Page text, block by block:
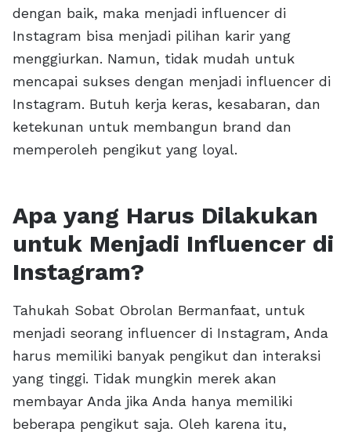
dengan baik, maka menjadi influencer di
Instagram bisa menjadi pilihan karir yang
menggiurkan. Namun, tidak mudah untuk
mencapai sukses dengan menjadi influencer di
Instagram. Butuh kerja keras, kesabaran, dan
ketekunan untuk membangun brand dan
memperoleh pengikut yang loyal.
Apa yang Harus Dilakukan
untuk Menjadi Influencer di
Instagram?
Tahukah Sobat Obrolan Bermanfaat, untuk
menjadi seorang influencer di Instagram, Anda
harus memiliki banyak pengikut dan interaksi
yang tinggi. Tidak mungkin merek akan
membayar Anda jika Anda hanya memiliki
beberapa pengikut saja. Oleh karena itu,